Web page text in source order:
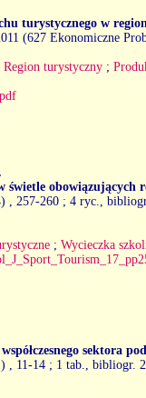
turystycznego w
(627 Ekonomiczne
Region turystyczny ;
świetle obowiązujących
, 257-260 ; 4 ryc.,
; Wycieczka
sektora
, 11-14 ; 1 tab., bibliogr.